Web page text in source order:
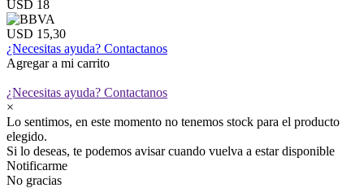
USD 18
USD 15,30
¿Necesitas ayuda? Contactanos
Agregar a mi carrito
¿Necesitas ayuda? Contactanos
×
Lo sentimos, en este momento no tenemos stock para el producto
elegido.
Si lo deseas, te podemos avisar cuando vuelva a estar disponible
Notificarme
No gracias